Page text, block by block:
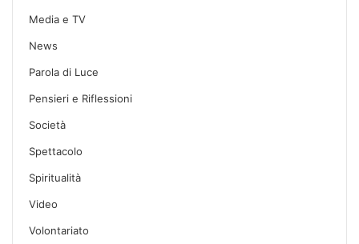
Media e TV
News
Parola di Luce
Pensieri e Riflessioni
Società
Spettacolo
Spiritualità
Video
Volontariato